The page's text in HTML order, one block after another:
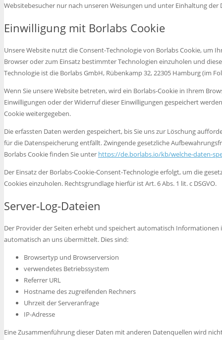
Websitebesucher nur nach unseren Weisungen und unter Einhaltung der
Einwilligung mit Borlabs Cookie
Unsere Website nutzt die Consent-Technologie von Borlabs Cookie, um
Browser oder zum Einsatz bestimmter Technologien einzuholen und
Technologie ist die Borlabs GmbH, Rübenkamp 32, 22305 Hamburg (im
Wenn Sie unsere Website betreten, wird ein Borlabs-Cookie in Ihrem
Einwilligungen oder der Widerruf dieser Einwilligungen gespeichert
Cookie weitergegeben.
Die erfassten Daten werden gespeichert, bis Sie uns zur Löschung
für die Datenspeicherung entfällt. Zwingende gesetzliche
Borlabs Cookie finden Sie unter https://de.borlabs.io/kb/welche-daten-
Der Einsatz der Borlabs-Cookie-Consent-Technologie erfolgt, um die
Cookies einzuholen. Rechtsgrundlage hierfür ist Art. 6 Abs. 1 lit. c DSGVO.
Server-Log-Dateien
Der Provider der Seiten erhebt und speichert automatisch Informationen
automatisch an uns übermittelt. Dies sind:
Browsertyp und Browserversion
verwendetes Betriebssystem
Referrer URL
Hostname des zugreifenden Rechners
Uhrzeit der Serveranfrage
IP-Adresse
Eine Zusammenführung dieser Daten mit anderen Datenquellen wird